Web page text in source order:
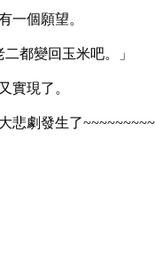
一個願望。
都變回玉米吧。」
實現了。
悲劇發生了~~~~~~~~~